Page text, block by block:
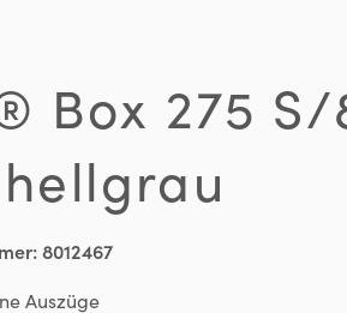
Box 275
8012467
Auszüge